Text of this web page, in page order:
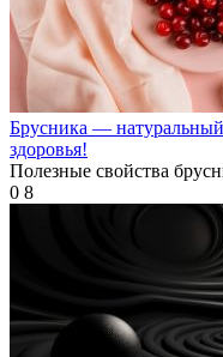
Брусника —
здоровья!
Полезные свойства
0 8